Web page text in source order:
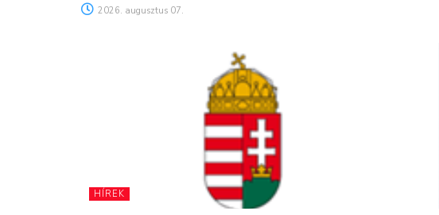
2026. augusztus 07.
HÍREK